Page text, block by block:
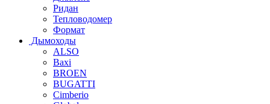
Ридан
Тепловодомер
Формат
Дымоходы
ALSO
Baxi
BROEN
BUGATTI
Cimberio